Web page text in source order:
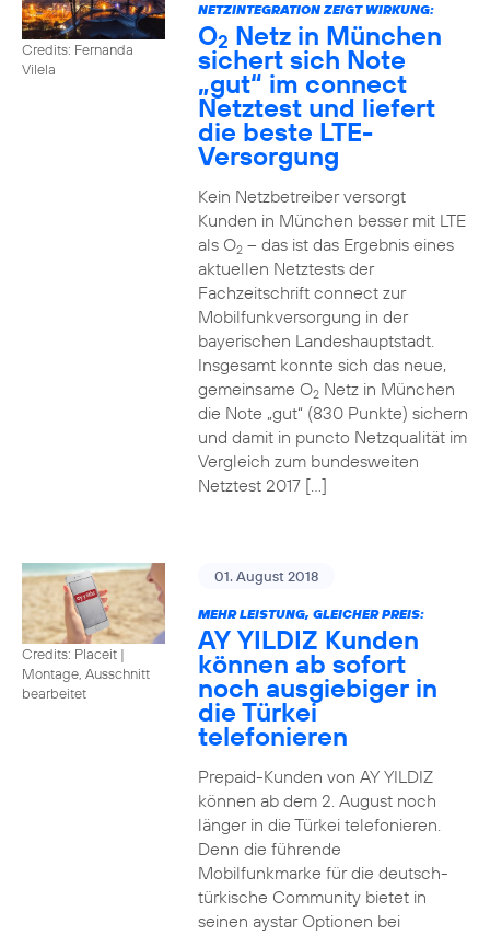
Credits: Fernanda
Vilela
NETZINTEGRATION ZEIGT WIRKUNG:
O2 Netz in München
sichert sich Note
„gut“ im connect
Netztest und liefert
die beste LTE-
Versorgung
Kein Netzbetreiber versorgt
Kunden in München besser mit LTE
als O2– das ist das Ergebnis eines
aktuellen Netztests der
Fachzeitschrift connect zur
Mobilfunkversorgung in der
bayerischen Landeshauptstadt.
Insgesamt konnte sich das neue,
gemeinsame O2Netz in München
die Note „gut“ (830 Punkte) sichern
und damit in puncto Netzqualität im
Vergleich zum bundesweiten
Netztest 2017 […]
Credits: Placeit |
Montage, Ausschnitt
bearbeitet
01. August 2018
MEHR LEISTUNG, GLEICHER PREIS:
AY YILDIZ Kunden
können ab sofort
noch ausgiebiger in
die Türkei
telefonieren
Prepaid-Kunden von AY YILDIZ
können ab dem 2. August noch
länger in die Türkei telefonieren.
Denn die führende
Mobilfunkmarke für die deutsch-
türkische Community bietet in
seinen aystar Optionen bei